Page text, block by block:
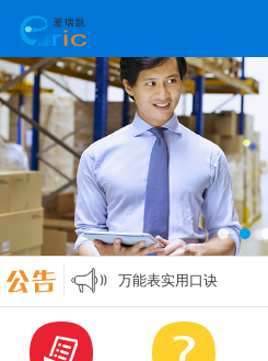
各类电子元器件选型原则
零欧姆电阻的作用
万能表实用口诀
各类电子元器件选型原则